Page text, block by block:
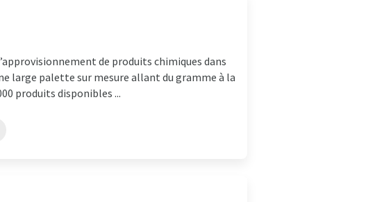
de produits chimiques dans
large palette sur mesure allant du gramme à la
produits disponibles ...